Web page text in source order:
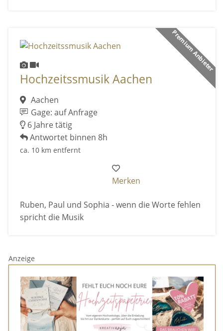
Premium Anbieter
Hochzeitssmusik Aachen
Aachen
Gage: auf Anfrage
6 Jahre tätig
Antwortet binnen 8h
ca. 10 km entfernt
Merken
Ruben, Paul und Sophia - wenn die Worte fehlen
spricht die Musik
Anzeige